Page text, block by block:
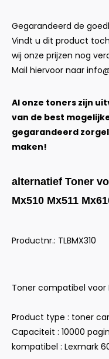
Gegarandeerd de
Vindt u dit product
wij onze prijzen nog
Mail hiervoor naar
Al onze toners zijn
van de best
gegarandeerd
maken!
alternatief Toner
Mx510 Mx511
Productnr.: TLBMX310
Toner compatibel voor
Product type : toner
Capaciteit : 10000
kompatibel : Lexmark